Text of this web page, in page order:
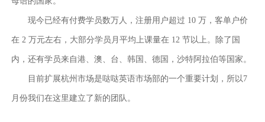
现今已经有付费学员数万人，注册用户超过 10万，客单户价
在 2万元左右，大部分学员月平均上课量在 12节以上。除了国
内，还有学员来自港、澳、台、韩国、德国，沙特阿拉伯等国家。
目前扩展杭州市场是哒哒英语市场部的一个重要计划，所以7
月份我们在这里建立了新的团队。